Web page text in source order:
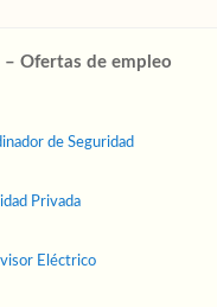
– Ofertas de empleo
de Seguridad
Privada
Eléctrico